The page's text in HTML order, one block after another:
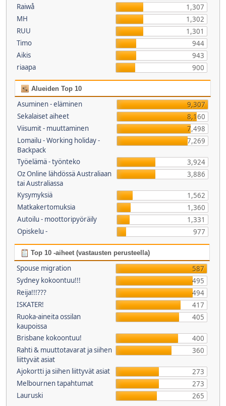
Raiwå
1,307
MH
1,302
RUU
1,301
Timo
944
Aikis
943
riaapa
900
Alueiden Top 10
Asuminen - eläminen
9,307
Sekalaiset aiheet
8,160
Viisumit - muuttaminen
7,498
Lomailu - Working holiday -
Backpack
7,269
Työelämä - työnteko
3,924
Oz Online lähdössä Australiaan
tai Australiassa
3,886
Kysymyksiä
1,562
Matkakertomuksia
1,360
Autoilu - moottoripyöräily
1,331
Opiskelu -
977
Top 10 -aiheet (vastausten perusteella)
Spouse migration
587
Sydney kokoontuu!!!
495
Reija!!!???
494
ISKATER!
417
Ruoka-aineita ossilan
kaupoissa
405
Brisbane kokoontuu!
400
Rahti & muuttotavarat ja siihen
liittyvät asiat
360
Ajokortti ja siihen liittyvät asiat
273
Melbournen tapahtumat
273
Lauruski
265